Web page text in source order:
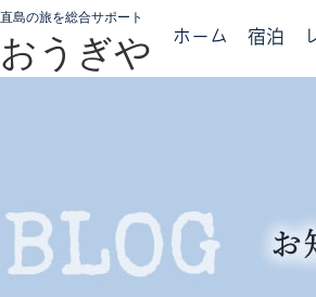
直島の旅を総合サポート
おうぎや ホーム 宿泊